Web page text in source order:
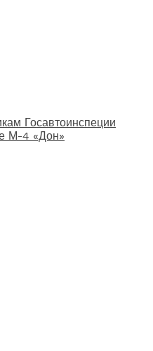
Госавтоинспеции
М-4 «Дон»